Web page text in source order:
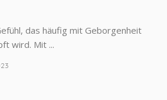
das häufig mit Geborgenheit
wird. Mit ...